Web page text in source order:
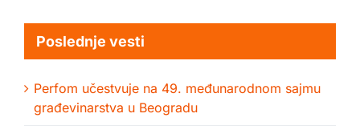
Poslednje vesti
Perfom učestvuje na 49. međunarodnom sajmu
građevinarstva u Beogradu